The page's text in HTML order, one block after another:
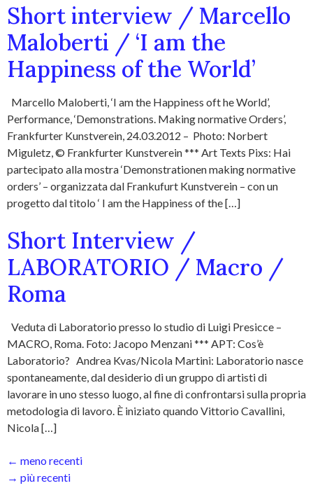
Short interview / Marcello
Maloberti / ‘I am the
Happiness of the World’
Marcello Maloberti, ‘I am the Happiness oft he World’,
Performance, ‘Demonstrations. Making normative Orders’,
Frankfurter Kunstverein, 24.03.2012 – Photo: Norbert
Miguletz, © Frankfurter Kunstverein *** Art Texts Pixs: Hai
partecipato alla mostra ‘Demonstrationen making normative
orders’ – organizzata dal Frankufurt Kunstverein – con un
progetto dal titolo ‘ I am the Happiness of the […]
Short Interview /
LABORATORIO / Macro /
Roma
Veduta di Laboratorio presso lo studio di Luigi Presicce –
MACRO, Roma. Foto: Jacopo Menzani *** APT: Cos’è
Laboratorio? Andrea Kvas/Nicola Martini: Laboratorio nasce
spontaneamente, dal desiderio di un gruppo di artisti di
lavorare in uno stesso luogo, al fine di confrontarsi sulla propria
metodologia di lavoro. È iniziato quando Vittorio Cavallini,
Nicola […]
← meno recenti
→ più recenti